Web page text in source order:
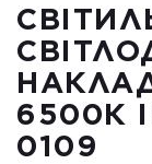
6500К
0109